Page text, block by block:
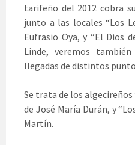
tarifeño del 2012 cobra
junto a las locales “Los
Eufrasio Oya, y “El Dios
Linde, veremos
llegadas de distintos
Se trata de los algecireños
de José María Durán, y
Martín.